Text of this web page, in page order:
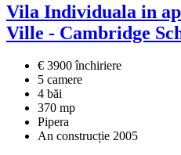
Vila Individuala in
Ville - Cambridge
€ 3900 închiriere
5 camere
4 băi
370 mp
Pipera
An construcție 2005